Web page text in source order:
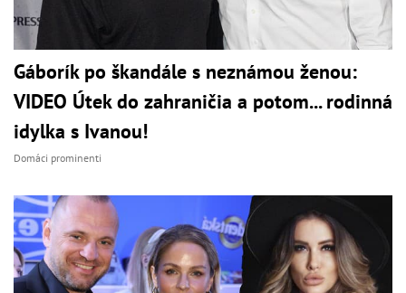
Gáborík po škandále s neznámou ženou:
VIDEO Útek do zahraničia a potom... rodinná
idylka s Ivanou!
Domáci prominenti